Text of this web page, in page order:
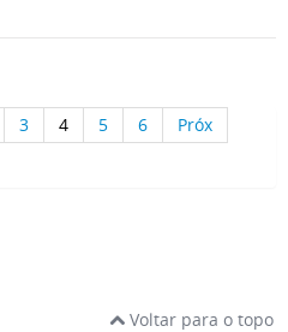
3 4 5 6
Próx
Voltar para o topo